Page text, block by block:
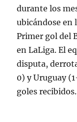
durante los
ubicándose en
Primer gol del
en LaLiga. El
disputa,
0) y Uruguay
goles recibidos.